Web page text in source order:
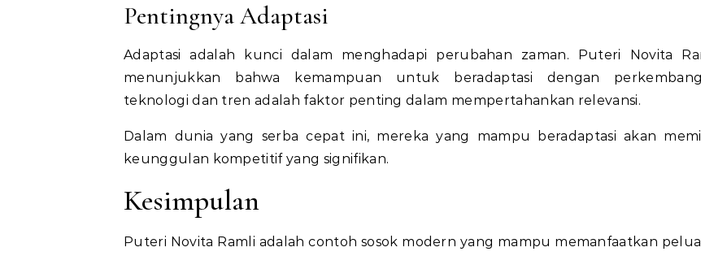
Pentingnya Adaptasi
Adaptasi adalah kunci dalam menghadapi perubahan zaman. Puteri Novita
menunjukkan bahwa kemampuan untuk beradaptasi dengan
teknologi dan tren adalah faktor penting dalam mempertahankan relevansi.
Dalam dunia yang serba cepat ini, mereka yang mampu beradaptasi akan
keunggulan kompetitif yang signifikan.
Kesimpulan
Puteri Novita Ramli adalah contoh sosok modern yang mampu memanfaatkan